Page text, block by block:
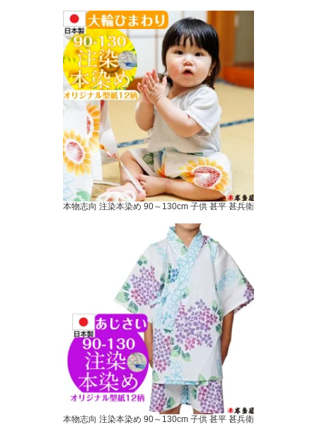
本物志向 注染本染め 90～130cm 子供 甚平 甚兵衛
本物志向 注染本染め 90～130cm 子供 甚平 甚兵衛